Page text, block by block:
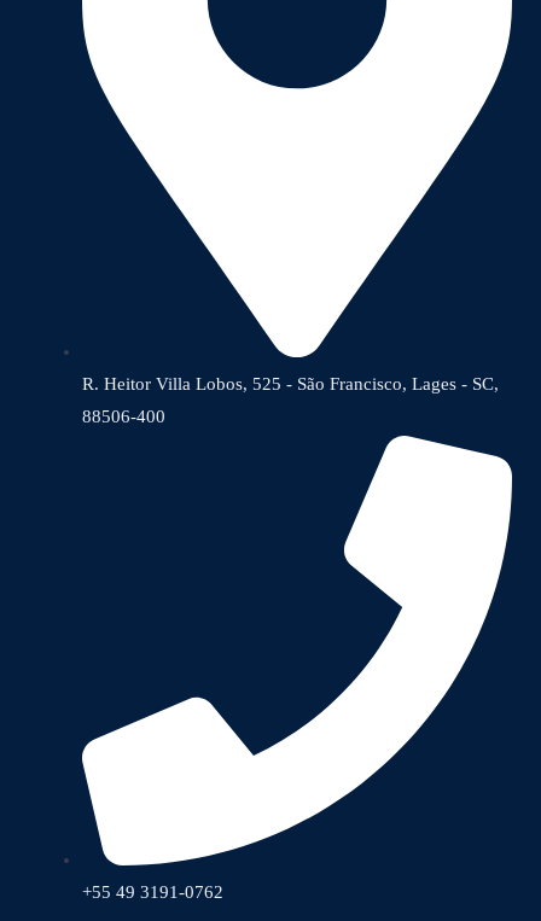
R. Heitor Villa Lobos, 525 - São Francisco, Lages - SC,
88506-400
+55 49 3191-0762